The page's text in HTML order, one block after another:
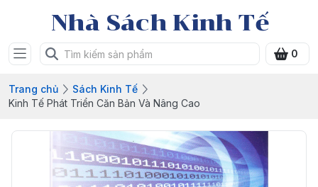
Nhà Sách Kinh Tế
0
Trang chủ
Sách Kinh Tế
Kinh Tế Phát Triển Căn Bản Và Nâng Cao